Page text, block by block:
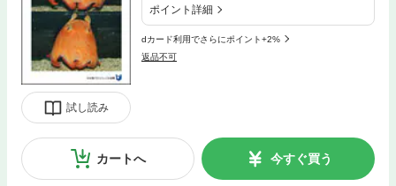
試し読み
ポイント詳細
dカード利用でさらにポイント+2%
返品不可
カートへ 今すぐ買う